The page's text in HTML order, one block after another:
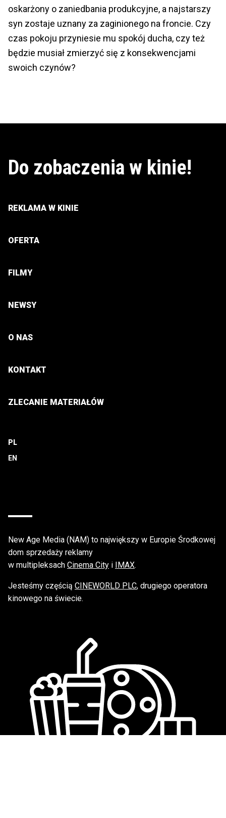
oskarżony o zaniedbania produkcyjne, a najstarszy
syn zostaje uznany za zaginionego na froncie. Czy
czas pokoju przyniesie mu spokój ducha, czy też
będzie musiał zmierzyć się z konsekwencjami
swoich czynów?
Do zobaczenia w kinie!
REKLAMA W KINIE
OFERTA
FILMY
NEWSY
O NAS
KONTAKT
ZLECANIE MATERIAŁÓW
PL
New Age Media (NAM) to największy w Europie Środkowej
dom sprzedaży reklamy
w multipleksach Cinema City i IMAX.
Jesteśmy częścią CINEWORLD PLC, drugiego operatora
kinowego na świecie.